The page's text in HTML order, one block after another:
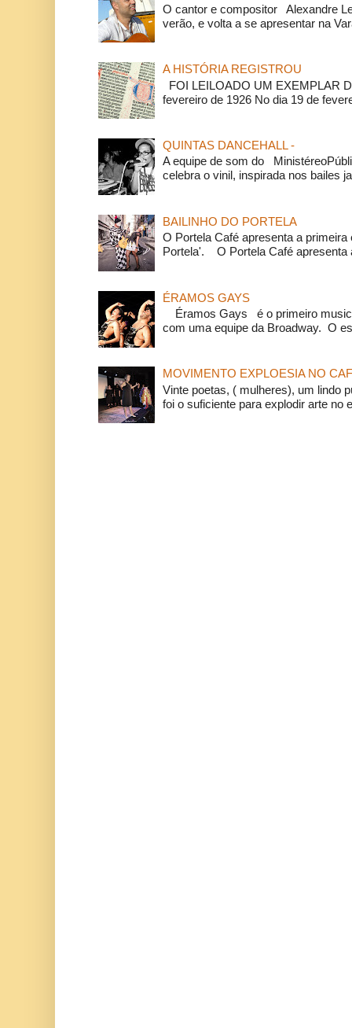
O cantor e compositor Alexandre
verão, e volta a se apresentar na
A HISTÓRIA REGISTROU
FOI LEILOADO UM EXEMPLAR
fevereiro de 1926 No dia 19 de
QUINTAS DANCEHALL -
A equipe de som do
celebra o vinil, inspirada nos bailes
BAILINHO DO PORTELA
O Portela Café apresenta a
Portela'. O Portela Café apresenta
ÉRAMOS GAYS
Éramos Gays é o primeiro
com uma equipe da Broadway. O
MOVIMENTO EXPLOESIA NO
Vinte poetas, ( mulheres), um lindo
foi o suficiente para explodir arte no